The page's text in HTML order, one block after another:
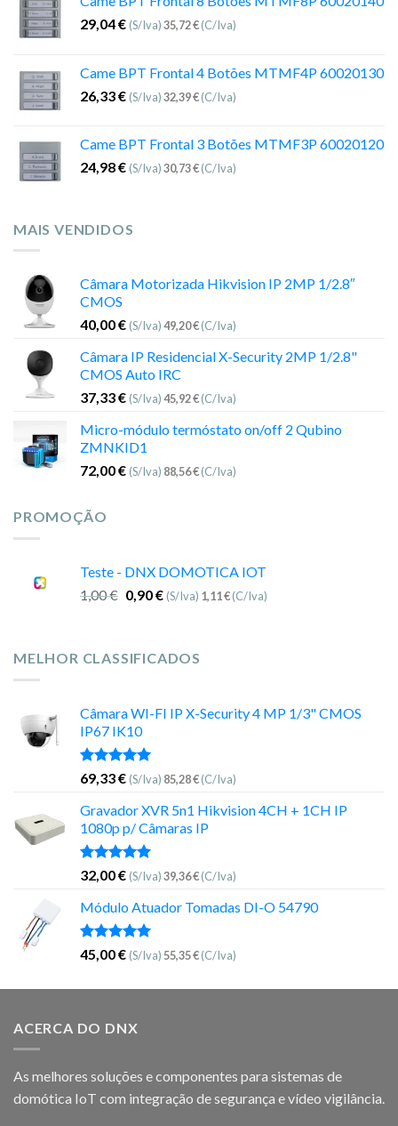
29,04€ (S/Iva)35,72€(C/Iva)
Came BPT Frontal 4 Botões MTMF4P 60020130
26,33€ (S/Iva)32,39€(C/Iva)
Came BPT Frontal 3 Botões MTMF3P 60020120
24,98€ (S/Iva)30,73€(C/Iva)
MAIS VENDIDOS
Câmara Motorizada Hikvision IP 2MP 1/2.8″
CMOS
40,00€ (S/Iva)49,20€(C/Iva)
Câmara IP Residencial X-Security 2MP 1/2.8"
CMOS Auto IRC
37,33€ (S/Iva)45,92€(C/Iva)
Micro-módulo termóstato on/off 2 Qubino
ZMNKID1
72,00€ (S/Iva) 88,56€(C/Iva)
PROMOÇÃO
Teste - DNX DOMOTICA IOT
1,00€ 0,90€ (S/Iva) 1,11€(C/Iva)
MELHOR CLASSIFICADOS
Câmara WI-FI IP X-Security 4 MP 1/3" CMOS
IP67 IK10
Avaliação
5.00
de 5
69,33€ (S/Iva) 85,28€(C/Iva)
Gravador XVR 5n1 Hikvision 4CH + 1CH IP
1080p p/ Câmaras IP
Avaliação
5.00
de 5
32,00€ (S/Iva)39,36€(C/Iva)
Módulo Atuador Tomadas DI-O 54790
Avaliação
5.00
de 5
45,00€ (S/Iva)55,35€(C/Iva)
ACERCA DO DNX
As melhores soluções e componentes para sistemas de
domótica IoT com integração de segurança e vídeo vigilância.